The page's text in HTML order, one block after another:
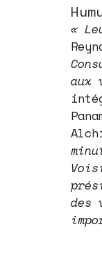
«
des